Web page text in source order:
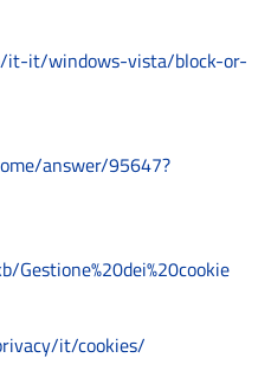
it-it/windows-vista/block-or-
answer/95647?
it/cookies/